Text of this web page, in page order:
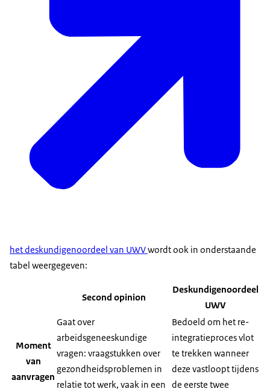
het deskundigenoordeel van UWVwordt ook in onderstaande
tabel weergegeven:
Second opinion
Deskundigenoordeel
UWV
Moment
van
aanvragen
Gaat over
arbeidsgeneeskundige
vragen: vraagstukken over
gezondheidsproblemen in
relatie tot werk, vaak in een
Bedoeld om het re-
integratieproces vlot
te trekken wanneer
deze vastloopt tijdens
de eerste twee